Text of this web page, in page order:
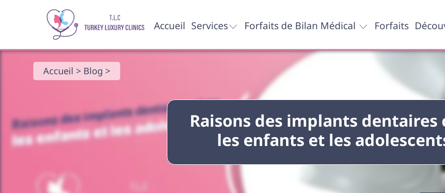
Accueil Services Forfaits de Bilan Médical Forfaits
Raisons des implants dentaires
les enfants et les
Accueil > Blog >